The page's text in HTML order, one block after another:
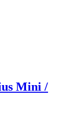
Mini /